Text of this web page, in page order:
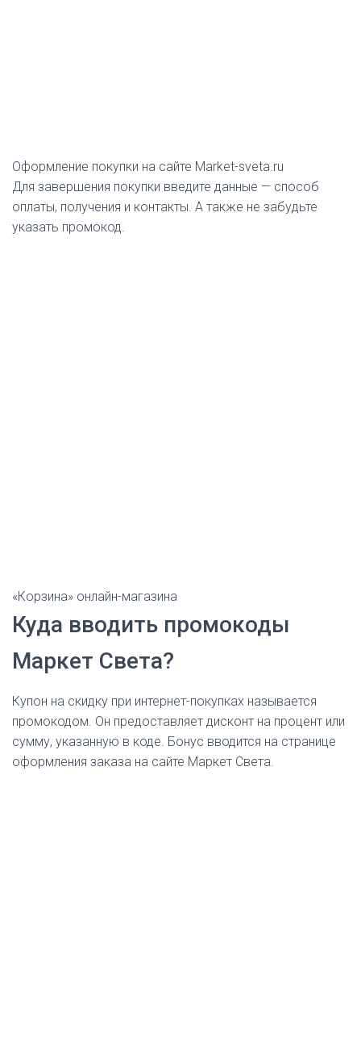
Оформление покупки на сайте Market-sveta.ru
Для завершения покупки введите данные — способ
оплаты, получения и контакты. А также не забудьте
указать промокод.
«Корзина» онлайн-магазина
Куда вводить промокоды
Маркет Света?
Купон на скидку при интернет-покупках называется
промокодом. Он предоставляет дисконт на процент или
сумму, указанную в коде. Бонус вводится на странице
оформления заказа на сайте Маркет Света.